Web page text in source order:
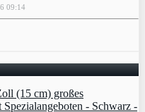
09:14